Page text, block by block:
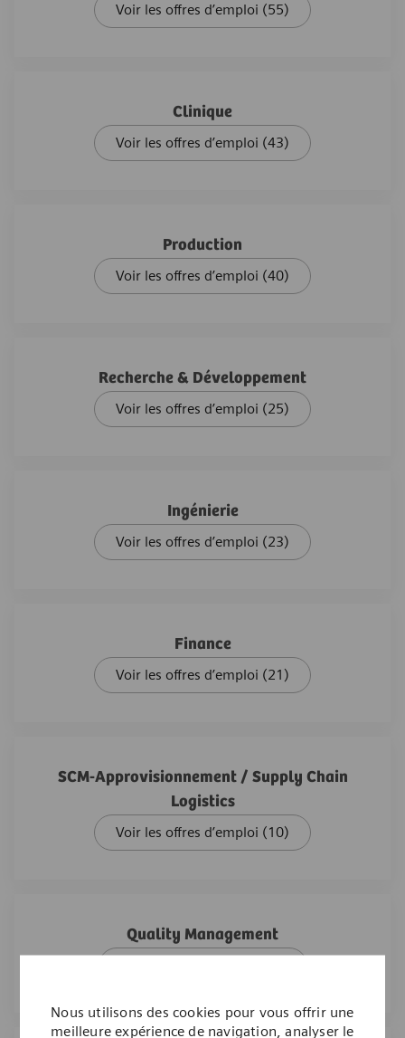
Nous utilisons des cookies pour vous offrir une
meilleure expérience de navigation, analyser le
Voir les offres d’emploi (55)
Clinique
Voir les offres d’emploi (43)
Production
Voir les offres d’emploi (40)
Recherche & Développement
Voir les offres d’emploi (25)
Ingénierie
Voir les offres d’emploi (23)
Finance
Voir les offres d’emploi (21)
SCM-Approvisionnement / Supply Chain
Logistics
Voir les offres d’emploi (10)
Quality Management